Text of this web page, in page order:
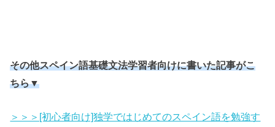
その他スペイン語基礎文法学習者向けに書いた記事がこ
ちら▼
＞＞＞[初心者向け]独学ではじめてのスペイン語を勉強す